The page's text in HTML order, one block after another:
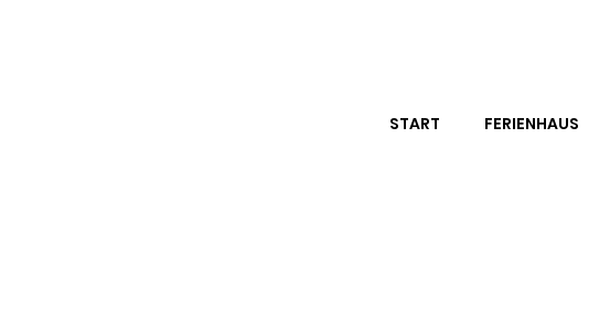
START FERIENHAUS